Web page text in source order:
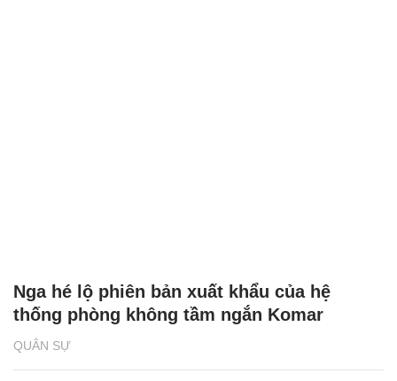
QUÂN SỰ
Nga hé lộ phiên bản xuất khẩu của hệ
thống phòng không tầm ngắn Komar